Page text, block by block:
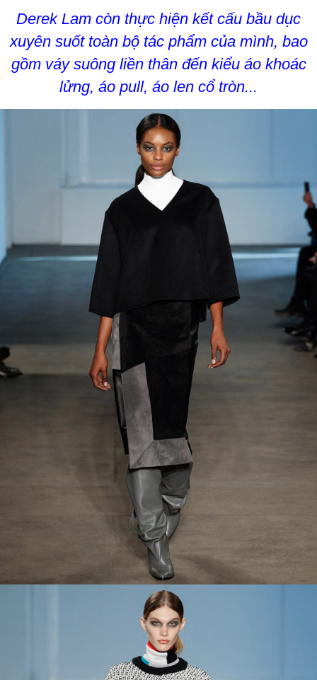
Derek Lam còn thực hiện kết cấu bầu dục
xuyên suốt toàn bộ tác phẩm của mình, bao
gồm váy suông liền thân đến kiểu áo khoác
lửng, áo pull, áo len cổ tròn...